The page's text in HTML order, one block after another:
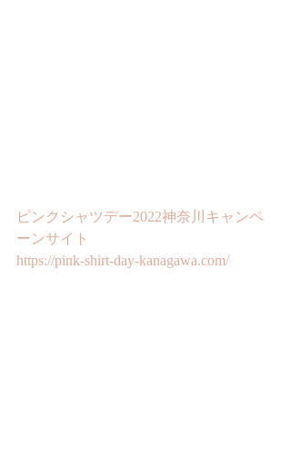
ピンクシャツデー2022神奈川キャンペ
ーンサイト
https://pink-shirt-day-kanagawa.com/